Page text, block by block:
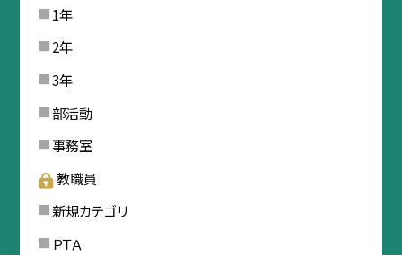
1年
2年
3年
部活動
事務室
教職員
新規カテゴリ
ＰＴＡ